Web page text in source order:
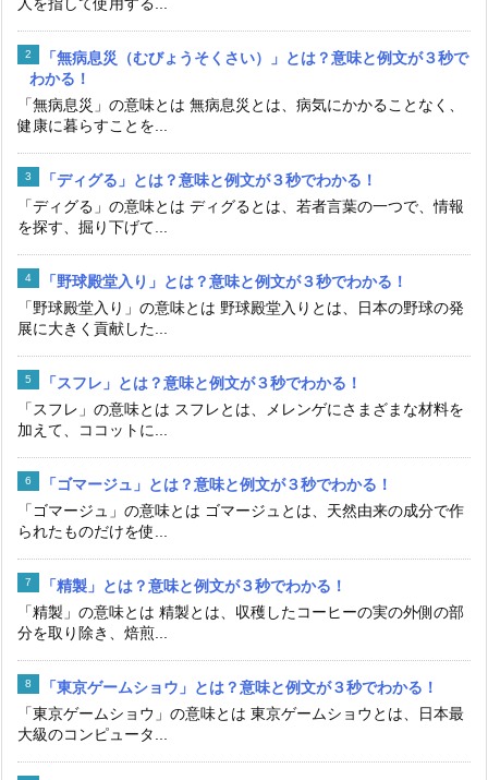
人を指して使用する...
「無病息災（むびょうそくさい）」とは？意味と例文が３秒で
わかる！
「無病息災」の意味とは 無病息災とは、病気にかかることなく、
健康に暮らすことを...
「ディグる」とは？意味と例文が３秒でわかる！
「ディグる」の意味とは ディグるとは、若者言葉の一つで、情報
を探す、掘り下げて...
「野球殿堂入り」とは？意味と例文が３秒でわかる！
「野球殿堂入り」の意味とは 野球殿堂入りとは、日本の野球の発
展に大きく貢献した...
「スフレ」とは？意味と例文が３秒でわかる！
「スフレ」の意味とは スフレとは、メレンゲにさまざまな材料を
加えて、ココットに...
「ゴマージュ」とは？意味と例文が３秒でわかる！
「ゴマージュ」の意味とは ゴマージュとは、天然由来の成分で作
られたものだけを使...
「精製」とは？意味と例文が３秒でわかる！
「精製」の意味とは 精製とは、収穫したコーヒーの実の外側の部
分を取り除き、焙煎...
「東京ゲームショウ」とは？意味と例文が３秒でわかる！
「東京ゲームショウ」の意味とは 東京ゲームショウとは、日本最
大級のコンピュータ...